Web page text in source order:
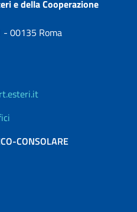
e della Cooperazione
- 00135 Roma
CONSOLARE